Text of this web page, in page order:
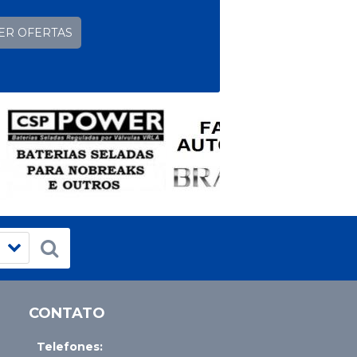
OFERTAS
CONTATO
Telefones: